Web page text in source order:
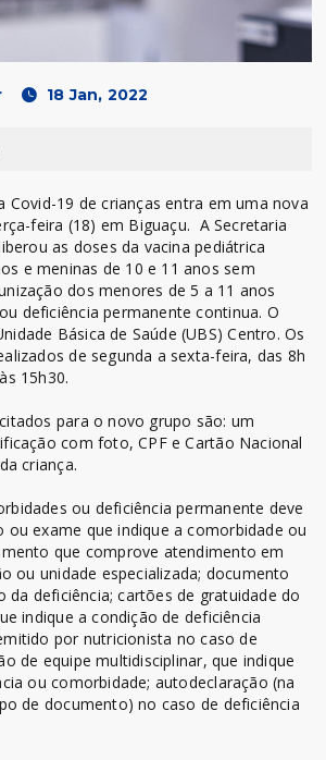
18 Jan, 2022
Covid-19 de crianças entra em uma nova
feira (18) em Biguaçu. A Secretaria
as doses da vacina pediátrica
e meninas de 10 e 11 anos sem
dos menores de 5 a 11 anos
deficiência permanente continua. O
Básica de Saúde (UBS) Centro. Os
de segunda a sexta-feira, das 8h
15h30.
para o novo grupo são: um
com foto, CPF e Cartão Nacional
criança.
ou deficiência permanente deve
ou exame que indique a comorbidade ou
que comprove atendimento em
ou unidade especializada; documento
da deficiência; cartões de gratuidade do
indique a condição de deficiência
por nutricionista no caso de
de equipe multidisciplinar, que indique
ou comorbidade; autodeclaração (na
de documento) no caso de deficiência